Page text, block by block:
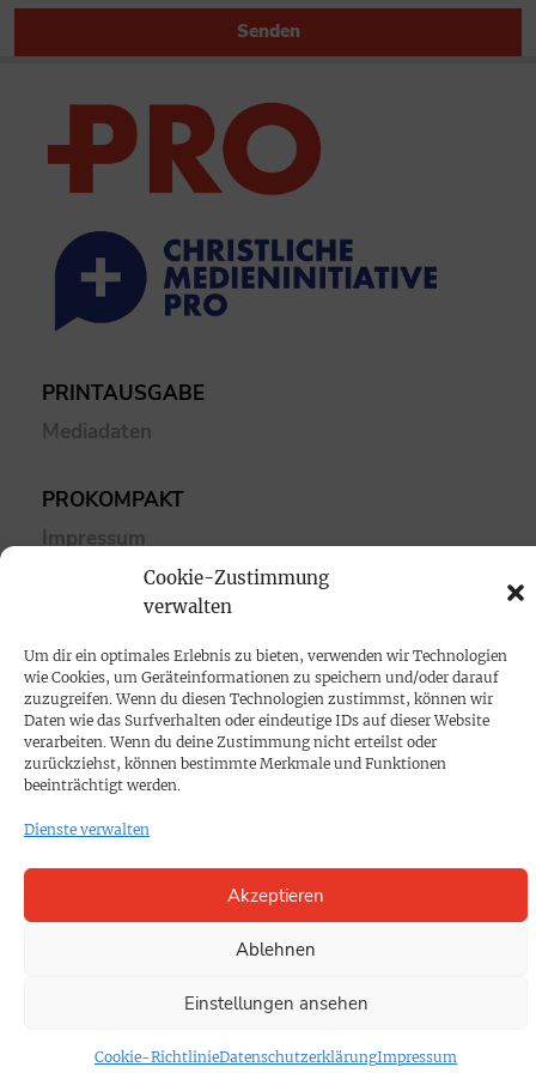
Cookie-Zustimmung
verwalten
Um dir ein optimales Erlebnis zu bieten, verwenden wir Technologien
wie Cookies, um Geräteinformationen zu speichern und/oder darauf
zuzugreifen. Wenn du diesen Technologien zustimmst, können wir
Daten wie das Surfverhalten oder eindeutige IDs auf dieser Website
verarbeiten. Wenn du deine Zustimmung nicht erteilst oder
zurückziehst, können bestimmte Merkmale und Funktionen
beeinträchtigt werden.
Dienste verwalten
Akzeptieren
Ablehnen
Einstellungen ansehen
Cookie-RichtlinieDatenschutzerklärungImpressum
Senden
PRINTAUSGABE
Mediadaten
PROKOMPAKT
Impressum
Datenschutz
KONTAKT
Cookie-Richtlinie